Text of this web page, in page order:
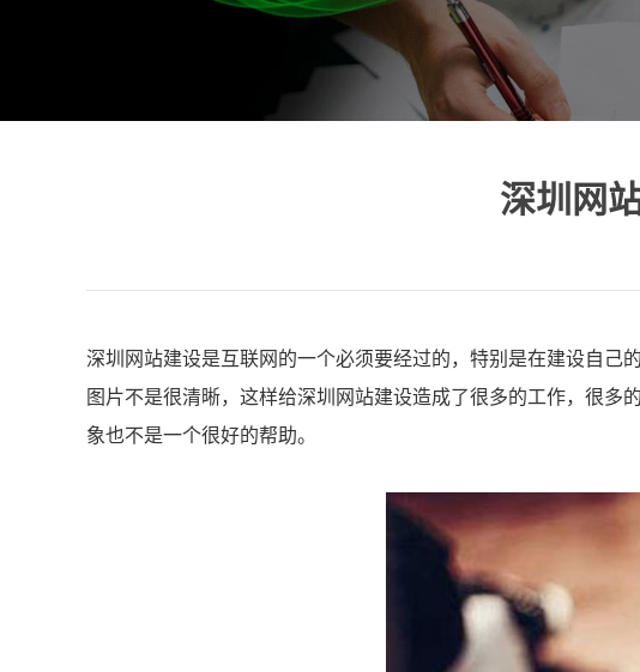
深圳网
深圳网站建设是互联网的一个必须要经过的，特别是在建设自
图片不是很清晰，这样给深圳网站建设造成了很多的工作，很
象也不是一个很好的帮助。